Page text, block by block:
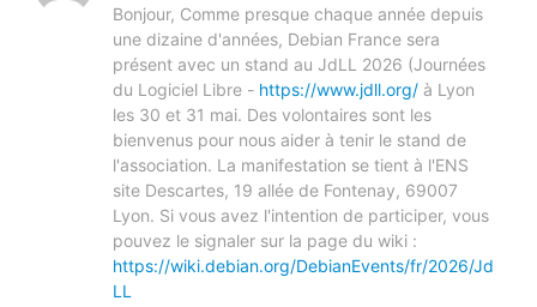
Bonjour, Comme presque chaque année depuis
une dizaine d'années, Debian France sera
présent avec un stand au JdLL 2026 (Journées
du Logiciel Libre - https://www.jdll.org/ à Lyon
les 30 et 31 mai. Des volontaires sont les
bienvenus pour nous aider à tenir le stand de
l'association. La manifestation se tient à l'ENS
site Descartes, 19 allée de Fontenay, 69007
Lyon. Si vous avez l'intention de participer, vous
pouvez le signaler sur la page du wiki :
https://wiki.debian.org/DebianEvents/fr/2026/Jd
LL